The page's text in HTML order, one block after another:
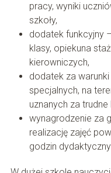
pracy, wyniki
szkoły,
dodatek funkcyjny
klasy, opiekuna
kierowniczych,
dodatek za
specjalnych, na
uznanych za trudne
wynagrodzenie za
realizację zajęć
godzin